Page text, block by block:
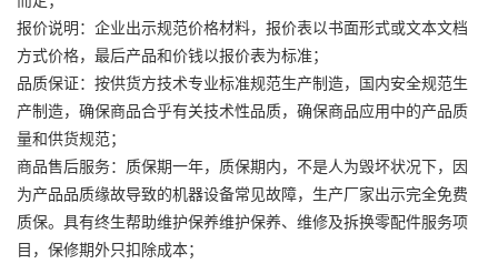
报价说明：企业出示规范价格材料，报价表以书面形式或文本文档
方式价格，最后产品和价钱以报价表为标准；
品质保证：按供货方技术专业标准规范生产制造，国内安全规范生
产制造，确保商品合乎有关技术性品质，确保商品应用中的产品质
量和供货规范；
商品售后服务：质保期一年，质保期内，不是人为毁坏状况下，因
为产品品质缘故导致的机器设备常见故障，生产厂家出示完全免费
质保。具有终生帮助维护保养维护保养、维修及拆换零配件服务项
目，保修期外只扣除成本；